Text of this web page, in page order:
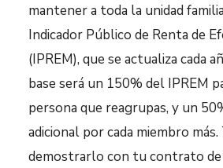
mantener a toda la unidad
Indicador Público de Renta de
(IPREM), que se actualiza cada
base será un 150% del IPREM
persona que reagrupas, y un
adicional por cada miembro
demostrarlo con tu contrato de